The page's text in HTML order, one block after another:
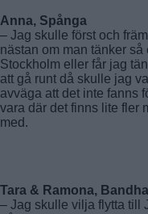
Anna, Spånga
– Jag skulle först och
nästan om man tänker
Stockholm eller får jag
att gå runt då skulle jag
avväga att det inte fanns
vara där det finns lite fler
med.
Tara & Ramona,
– Jag skulle vilja flytta till